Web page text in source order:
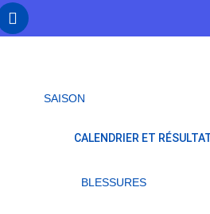
SAISON
CALENDRIER ET
BLESSURES